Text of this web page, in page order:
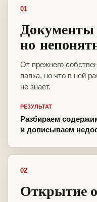
01
Документы
но
От прежнего
папка, но что в ней
не знает.
РЕЗУЛЬТАТ
Разбираем
и дописываем
02
Открытие